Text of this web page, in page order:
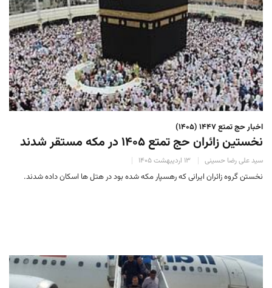
اخبار حج تمتع ۱۴۴۷ (۱۴۰۵)
نخستین زائران حج تمتع ۱۴۰۵ در مکه مستقر شدند
سید علی رضا حسینی ۱۳ اردیبهشت ۱۴۰۵
نخستن گروه زائران ایرانی که رهسپار مکه شده بود در هتل ها اسکان داده شدند.